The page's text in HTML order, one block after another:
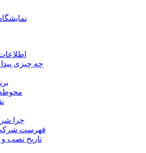
چه چیزی
محوطه
چرا
فهرست
تاریخ نصب